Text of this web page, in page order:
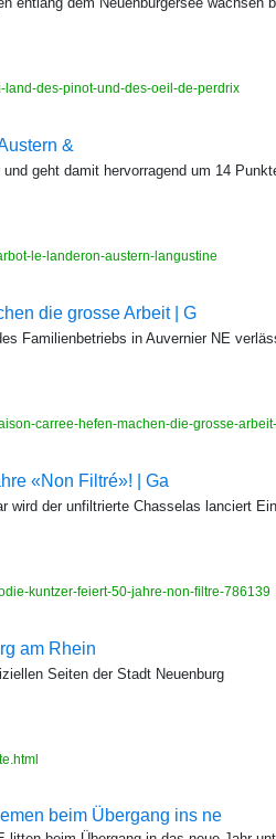
des-pinot-und-des-oeil-de-perdrix
&
geht damit hervorragend um 14
le-landeron-austern-langustine
die grosse Arbeit | G
Familienbetriebs in Auvernier NE
carree-hefen-machen-die-grosse-
«Non Filtré»! | Ga
wird der unfiltrierte Chasselas lanciert
kuntzer-feiert-50-jahre-non-filtre-786139
am Rhein
Seiten der Stadt Neuenburg
beim Übergang ins ne